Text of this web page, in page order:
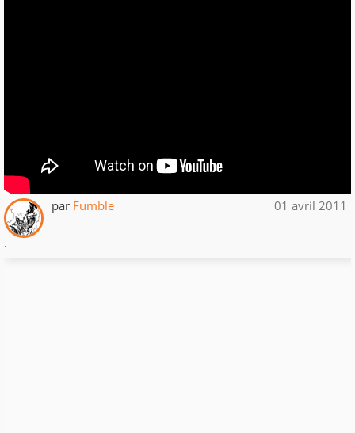
par Fumble 01 avril 2011
.